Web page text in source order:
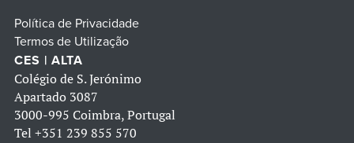
Política de Privacidade
Termos de Utilização
CES | ALTA
Colégio de S. Jerónimo
Apartado 3087
3000-995 Coimbra, Portugal
Tel +351 239 855 570